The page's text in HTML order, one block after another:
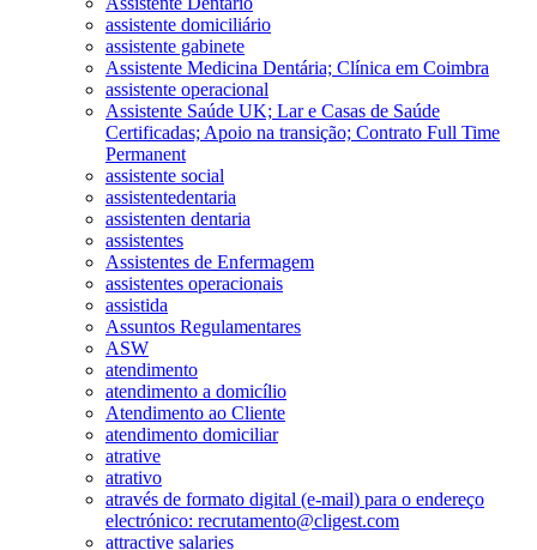
assistente domiciliário
assistente gabinete
Assistente Medicina Dentária; Clínica em Coimbra
assistente operacional
Assistente Saúde UK; Lar e Casas de Saúde
Certificadas; Apoio na transição; Contrato Full Time
Permanent
assistente social
assistentedentaria
assistenten dentaria
assistentes
Assistentes de Enfermagem
assistentes operacionais
assistida
Assuntos Regulamentares
ASW
atendimento
atendimento a domicílio
Atendimento ao Cliente
atendimento domiciliar
atrative
atrativo
através de formato digital (e-mail) para o endereço
electrónico: recrutamento@cligest.com
attractive salaries